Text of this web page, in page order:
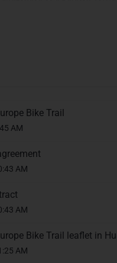
Bike Trail
AM
AM
AM
Bike Trail leaflet in
AM